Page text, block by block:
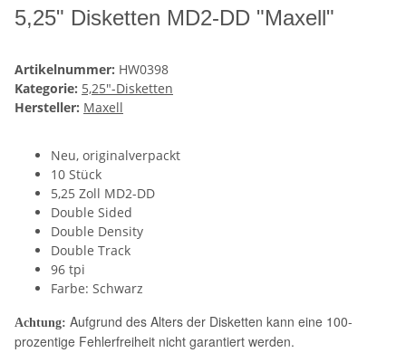
5,25" Disketten MD2-DD "Maxell"
Artikelnummer: HW0398
Kategorie: 5,25"-Disketten
Hersteller: Maxell
Neu, originalverpackt
10 Stück
5,25 Zoll MD2-DD
Double Sided
Double Density
Double Track
96 tpi
Farbe: Schwarz
Achtung: Aufgrund des Alters der Disketten kann eine 100-
prozentige Fehlerfreiheit nicht garantiert werden.